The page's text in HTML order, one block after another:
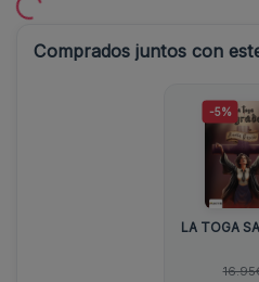
Comprados juntos con
-5%
LA TOGA